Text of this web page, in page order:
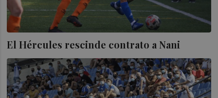
El Hércules rescinde contrato a Nani